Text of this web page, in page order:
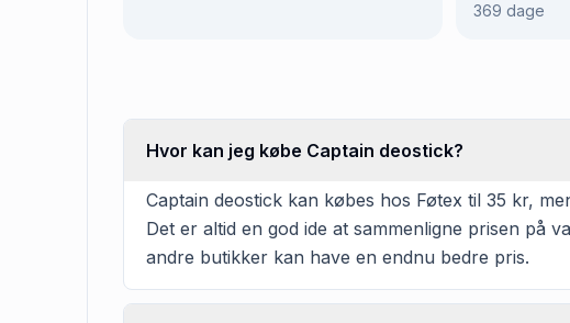
369 dage
Hvor kan jeg købe Captain deostick?
Captain deostick kan købes hos Føtex til 35 kr,
Det er altid en god ide at sammenligne prisen på
andre butikker kan have en endnu bedre pris.